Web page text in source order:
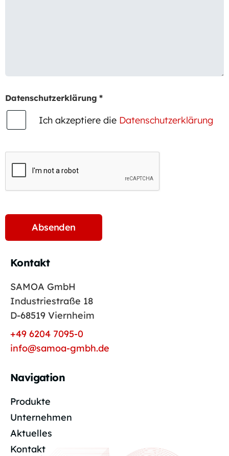
Datenschutzerklärung *
Ich akzeptiere die Datenschutzerklärung
Kontakt
SAMOA GmbH
Industriestraße 18
D-68519 Viernheim
+49 6204 7095-0
info@samoa-gmbh.de
Navigation
Produkte
Unternehmen
Aktuelles
Kontakt